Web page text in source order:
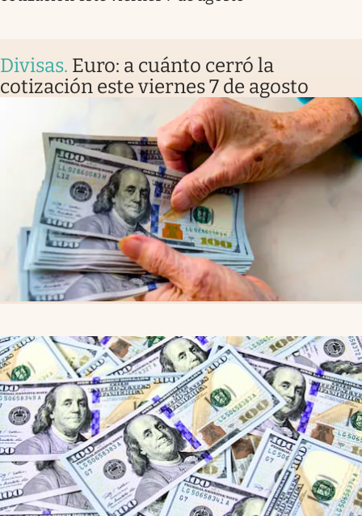
Divisas. Euro: a cuánto cerró la
cotización este viernes 7 de agosto